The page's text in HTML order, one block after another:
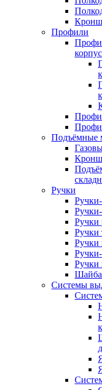
Профили
Подъёмные
Ручки
Ручки
Ручки
Ручки
Ручки
Шайба
Системы